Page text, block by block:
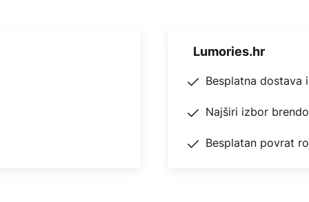
Lumories.hr
Besplatna dostava
Najširi izbor
Besplatan povrat